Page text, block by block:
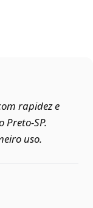
rapidez e
uso.